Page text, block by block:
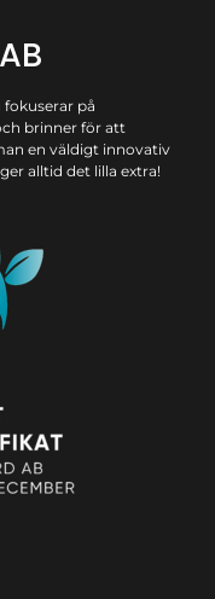
på
brinner för att
en väldigt innovativ
alltid det lilla extra!